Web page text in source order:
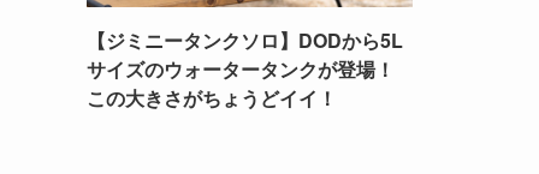
【ジミニータンクソロ】DODから5L
サイズのウォータータンクが登場！
この大きさがちょうどイイ！